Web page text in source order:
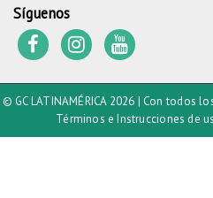
Síguenos
© GC LATINAMÉRICA 2026 | Con todos
Términos e Instrucciones de